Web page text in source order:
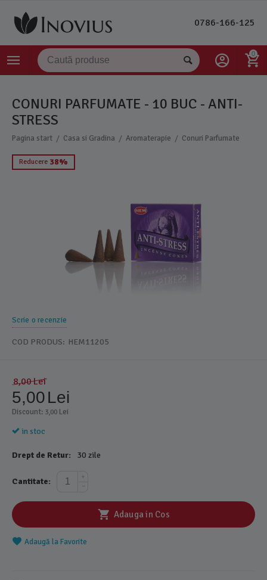
0786-166-125
0
CONURI PARFUMATE - 10 BUC - ANTI-
STRESS
Pagina start / Casa si Gradina / Aromaterapie / Conuri Parfumate
Reducere 38%
Scrie o recenzie
COD PRODUS: HEM11205
8,00Lei
5,00Lei
Discount: 3,00 Lei
in stoc
Drept de Retur: 30 zile
Cantitate:
+
−
Adauga in Cos
Adaugă la Favorite